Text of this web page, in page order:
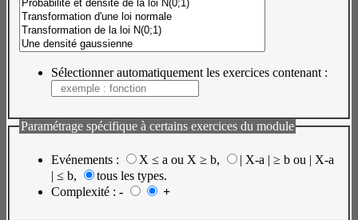
Sélectionner automatiquement les exercices contenant :
Paramétrage spécifique à certains exercices du module
Evénements : X ≤ a ou X ≥ b,
| X-a | ≥ b ou | X-a
| ≤ b,
tous les types.
Complexité : - +